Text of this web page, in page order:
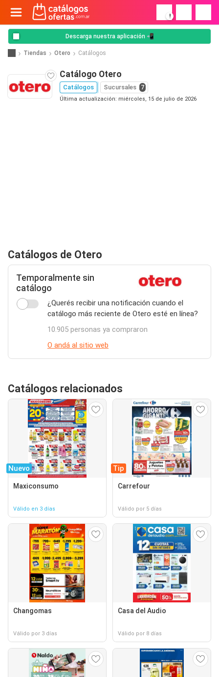
!
Descarga nuestra aplicación 📲
Tiendas Otero Catálogos
Catálogo Otero
Catálogos Sucursales 7
Última actualización: miércoles, 15 de julio de 2026
Catálogos de Otero
Temporalmente sin
catálogo
¿Querés recibir una notificación cuando el
catálogo más reciente de Otero esté en línea?
10.905 personas ya compraron
O andá al sitio web
Catálogos relacionados
Nuevo
Maxiconsumo
Válido en 3 días
Tip
Carrefour
Válido por 5 días
Changomas
Válido por 3 días
Casa del Audio
Válido por 8 días